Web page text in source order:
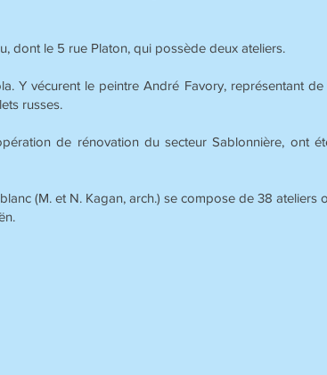
dont le 5 rue Platon, qui possède deux ateliers.
Y vécurent le peintre André Favory, représentant
russes.
de rénovation du secteur Sablonnière, ont
(M. et N. Kagan, arch.) se compose de 38 ateliers